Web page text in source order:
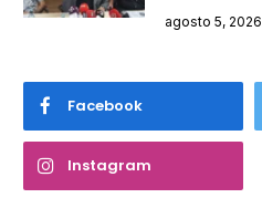
agosto 5, 2026
Facebook
Instagram